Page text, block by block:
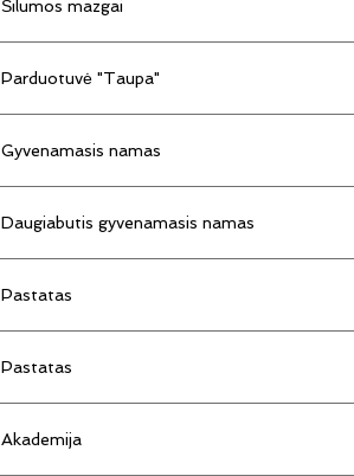
Šilumos mazgai
Parduotuvė "Taupa"
Gyvenamasis namas
Daugiabutis gyvenamasis namas
Pastatas
Pastatas
Akademija